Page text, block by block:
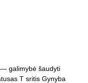
— galimybė šaudyti
T sritis Gynyba